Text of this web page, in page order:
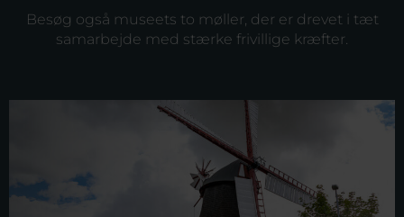
Besøg også museets to møller, der er drevet i tæt
samarbejde med stærke frivillige kræfter.